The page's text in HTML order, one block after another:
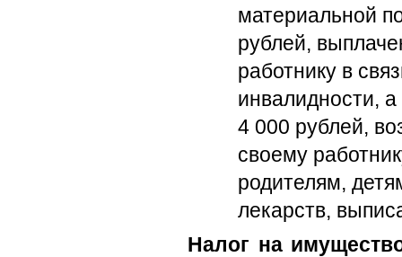
материальной
рублей,
работнику в
инвалидности,
4 000 рублей,
своему
родителям,
лекарств,
Налог на